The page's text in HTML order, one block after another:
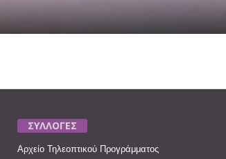
ΣΥΛΛΟΓΕΣ
Αρχείο Τηλεοπτικού Προγράμματος